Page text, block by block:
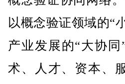
以概念验证领域的“
产业发展的“大协
术、人才、资本、